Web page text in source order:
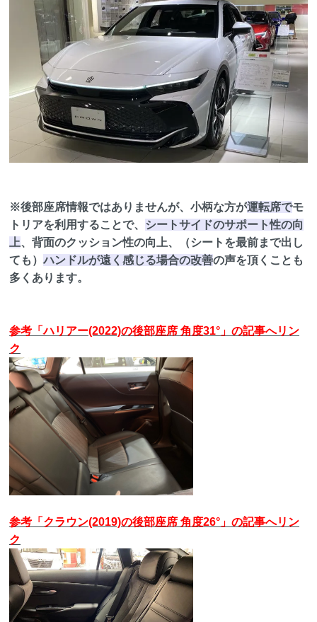
※後部座席情報ではありませんが、小柄な方が運転席でモ
トリアを利用することで、
シートサイドのサポート性の向
上、背面のクッション性の向上、（シートを最前まで出し
ても）ハンドルが遠く感じる場合の改善の声を頂くことも
多くあります。
参考「ハリアー(2022)の後部座席 角度31°」の記事へリン
ク
参考「クラウン(2019)の後部座席 角度26°」の記事へリン
ク